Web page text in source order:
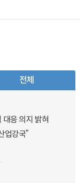
전체
대응 의지 밝혀
업강국”